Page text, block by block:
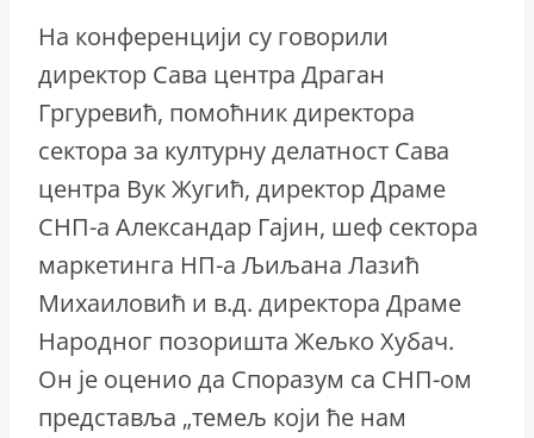
На конференцији су говорили
директор Сава центра Драган
Гргуревић, помоћник директора
сектора за културну делатност Сава
центра Вук Жугић, директор Драме
СНП-а Александар Гајин, шеф сектора
маркетинга НП-а Љиљана Лазић
Михаиловић и в.д. директора Драме
Народног позоришта Жељко Хубач.
Он је оценио да Споразум са СНП-ом
представља „темељ који ће нам